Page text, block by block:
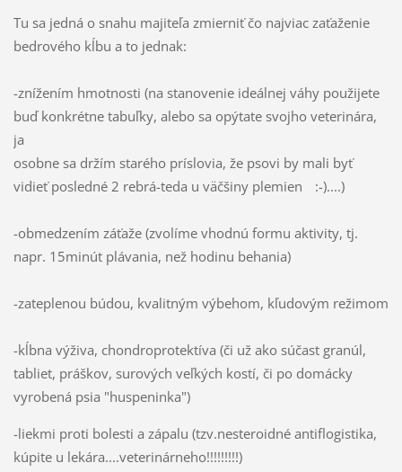
Tu sa jedná o snahu majiteľa zmierniť čo najviac zaťaženie
bedrového kĺbu a to jednak:
-znížením hmotnosti (na stanovenie ideálnej váhy použijete
buď konkrétne tabuľky, alebo sa opýtate svojho veterinára,
ja
osobne sa držím starého príslovia, že psovi by mali byť
vidieť posledné 2 rebrá-teda u väčšiny plemien
:-)....)
-obmedzením záťaže (zvolíme vhodnú formu aktivity, tj.
napr. 15minút plávania, než hodinu behania)
-zateplenou búdou, kvalitným výbehom, kľudovým režimom
-kĺbna výživa, chondroprotektíva (či už ako súčast granúl,
tabliet, práškov, surových veľkých kostí, či po domácky
vyrobená psia "huspeninka")
-liekmi proti bolesti a zápalu (tzv.nesteroidné antiflogistika,
kúpite u lekára....veterinárneho!!!!!!!!!)